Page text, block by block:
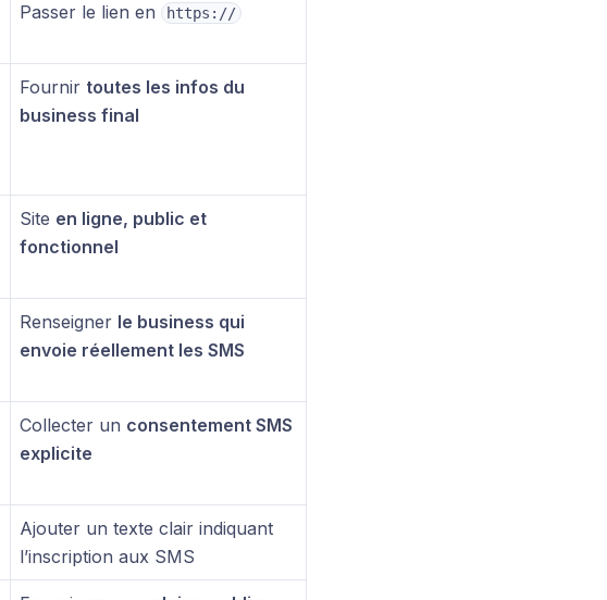
Passer le lien en https://
Fournir toutes les infos du
business final
Site en ligne, public et
fonctionnel
Renseigner le business qui
envoie réellement les SMS
Collecter un consentement SMS
explicite
Ajouter un texte clair indiquant
l’inscription aux SMS